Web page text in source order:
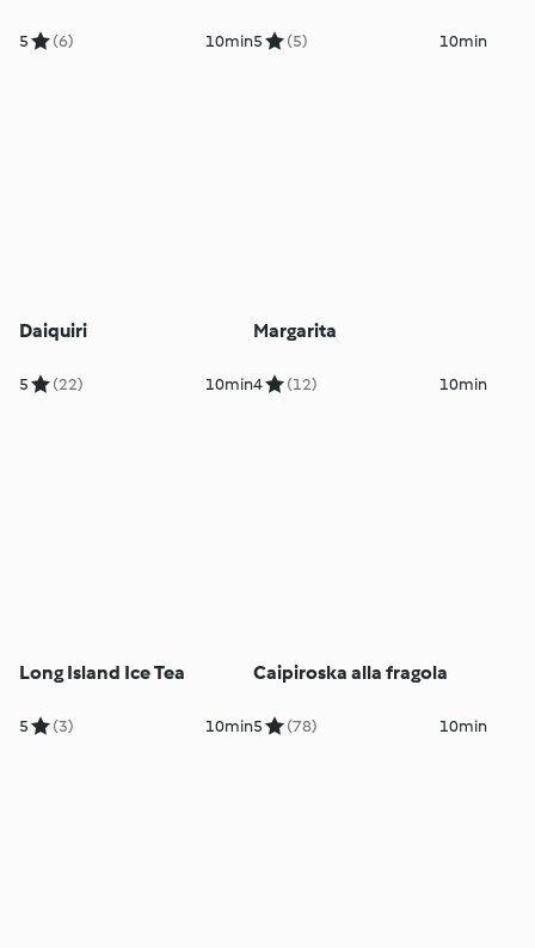
5 (6) 10min5 (5) 10min
Daiquiri
5 (22) 10min
Margarita
4 (12) 10min
Long Island Ice Tea
5 (3) 10min
Caipiroska alla fragola
5 (78) 10min